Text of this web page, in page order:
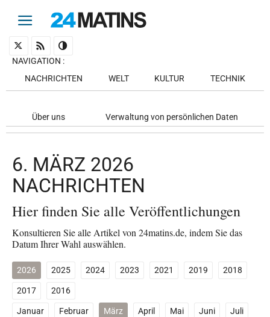
NAVIGATION :
NACHRICHTEN
WELT KULTUR TECHNIK
Über uns Verwaltung von persönlichen Daten
6. MÄRZ 2026
NACHRICHTEN
Hier finden Sie alle Veröffentlichungen
Konsultieren Sie alle Artikel von 24matins.de, indem Sie das
Datum Ihrer Wahl auswählen.
2026 2025 2024 2023 2021 2019
2018
2017
2016
Januar
Februar März April Mai Juni
Juli